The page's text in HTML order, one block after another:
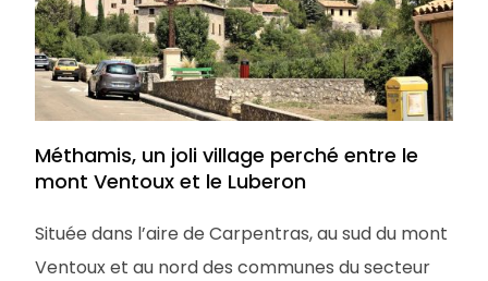
Méthamis, un joli village perché entre le
mont Ventoux et le Luberon
Située dans l’aire de Carpentras, au sud du mont
Ventoux et au nord des communes du secteur